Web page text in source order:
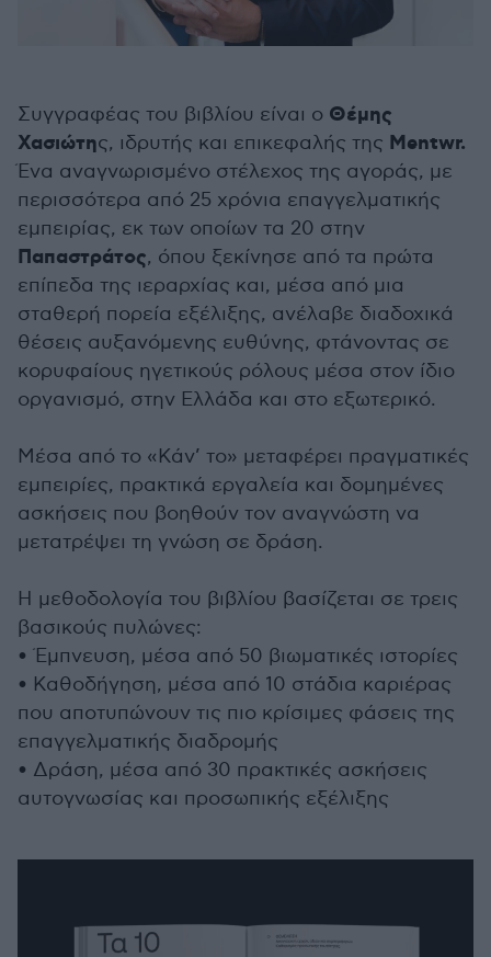
Συγγραφέας του βιβλίου είναι ο Θέμης
Χασιώτης, ιδρυτής και επικεφαλής της Mentwr.
Ένα αναγνωρισμένο στέλεχος της αγοράς, με
περισσότερα από 25 χρόνια επαγγελματικής
εμπειρίας, εκ των οποίων τα 20 στην
Παπαστράτος, όπου ξεκίνησε από τα πρώτα
επίπεδα της ιεραρχίας και, μέσα από μια
σταθερή πορεία εξέλιξης, ανέλαβε διαδοχικά
θέσεις αυξανόμενης ευθύνης, φτάνοντας σε
κορυφαίους ηγετικούς ρόλους μέσα στον ίδιο
οργανισμό, στην Ελλάδα και στο εξωτερικό.
Μέσα από το «Κάν’ το» μεταφέρει πραγματικές
εμπειρίες, πρακτικά εργαλεία και δομημένες
ασκήσεις που βοηθούν τον αναγνώστη να
μετατρέψει τη γνώση σε δράση.
Η μεθοδολογία του βιβλίου βασίζεται σε τρεις
βασικούς πυλώνες:
• Έμπνευση, μέσα από 50 βιωματικές ιστορίες
• Καθοδήγηση, μέσα από 10 στάδια καριέρας
που αποτυπώνουν τις πιο κρίσιμες φάσεις της
επαγγελματικής διαδρομής
• Δράση, μέσα από 30 πρακτικές ασκήσεις
αυτογνωσίας και προσωπικής εξέλιξης